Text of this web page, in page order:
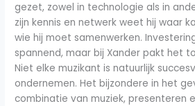
gezet, zowel in technologie als in
zijn kennis en netwerk weet hij waar
wie hij moet samenwerken.
spannend, maar bij Xander pakt het
Niet elke muzikant is natuurlijk
ondernemen. Het bijzondere in het
combinatie van muziek, presenteren